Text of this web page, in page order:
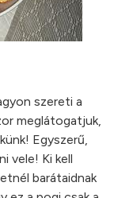
szereti a
meglátogatjuk,
Egyszerű,
vele! Ki kell
barátaidnak